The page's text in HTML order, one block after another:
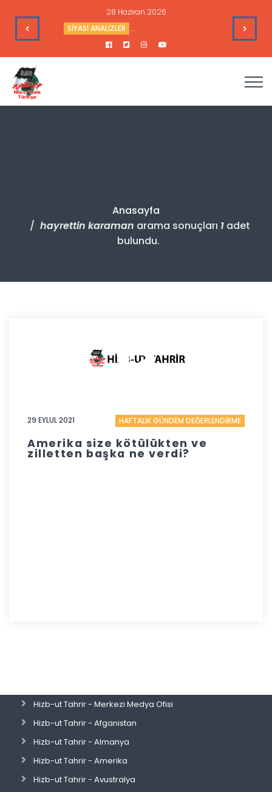
28 Haziran 2026
Toplantısı - 9 Haziran 2026
SİYASİ ANALİZLER Sudan’daki Durum ve Amerika’nın
Anasayfa
hayrettin karaman arama sonuçları 1 adet
bulundu.
29 EYLUL 2021 HAFTALIK GÜNDEM DEĞERLENDİRME
Amerika size kötülükten ve
zilletten başka ne verdi?
Hizb-ut Tahrir - Merkezi Medya Ofisi
Hizb-ut Tahrir - Afganistan
Hizb-ut Tahrir - Almanya
Hizb-ut Tahrir - Amerika
Hizb-ut Tahrir - Avustralya